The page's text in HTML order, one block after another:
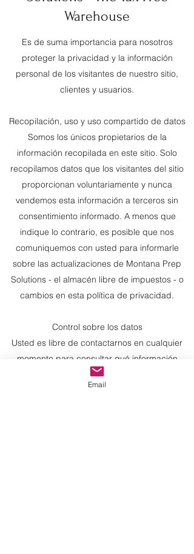
Warehouse
Es de suma importancia para nosotros
proteger la privacidad y la información
personal de los visitantes de nuestro sitio,
clientes y usuarios.
Recopilación, uso y uso compartido de datos
Somos los únicos propietarios de la
información recopilada en este sitio. Solo
recopilamos datos que los visitantes del sitio
proporcionan voluntariamente y nunca
vendemos esta información a terceros sin
consentimiento informado. A menos que
indique lo contrario, es posible que nos
comuniquemos con usted para informarle
sobre las actualizaciones de Montana Prep
Solutions - el almacén libre de impuestos - o
cambios en esta política de privacidad.
Control sobre los datos
Usted es libre de contactarnos en cualquier
momento para consultar qué información
tenemos sobre usted, para cambiar
cualquiera de sus datos que deban corregirse
Email